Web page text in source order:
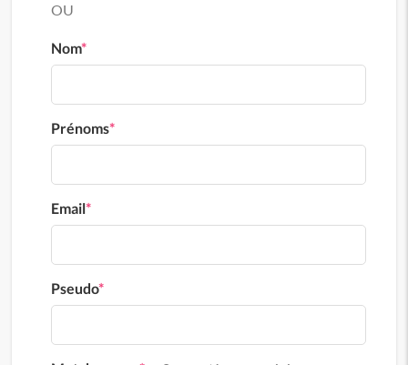
OU
Nom*
Prénoms*
Email*
Pseudo*